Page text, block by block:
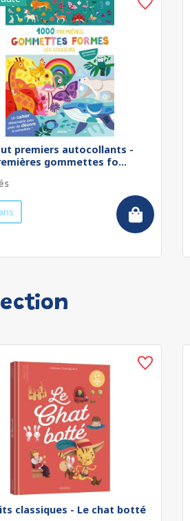
premiers autocollants -
gommettes fo...
classiques - Le chat botté